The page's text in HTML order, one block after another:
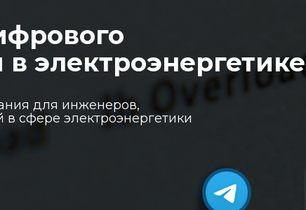
электроэнергетике
для инженеров,
в сфере электроэнергетики